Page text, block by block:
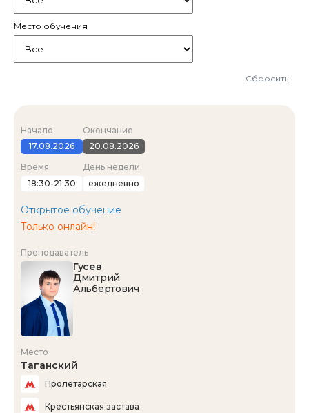
Место обучения
Сбросить
Начало
17.08.2026
Окончание
20.08.2026
Время
18:30-21:30
День недели
ежедневно
Открытое обучение
Только онлайн!
Преподаватель
Гусев
Дмитрий
Альбертович
Место
Таганский
Пролетарская
Крестьянская застава